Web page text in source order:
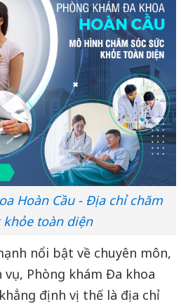
Hoàn Cầu - Địa chỉ chăm
khỏe toàn diện
nổi bật về chuyên môn,
Phòng khám Đa khoa
định vị thế là địa chỉ